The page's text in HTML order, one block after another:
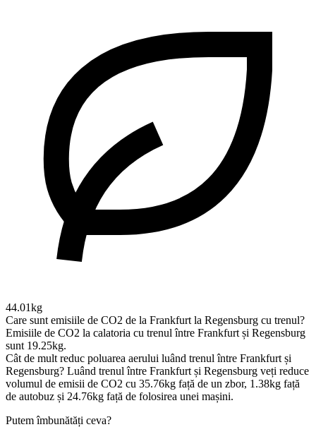
44.01kg
Care sunt emisiile de CO2 de la Frankfurt la Regensburg cu trenul?
Emisiile de CO2 la calatoria cu trenul între Frankfurt și Regensburg
sunt 19.25kg.
Cât de mult reduc poluarea aerului luând trenul între Frankfurt și
Regensburg? Luând trenul între Frankfurt și Regensburg veți reduce
volumul de emisii de CO2 cu 35.76kg față de un zbor, 1.38kg față
de autobuz și 24.76kg față de folosirea unei mașini.
Putem îmbunătăți ceva?